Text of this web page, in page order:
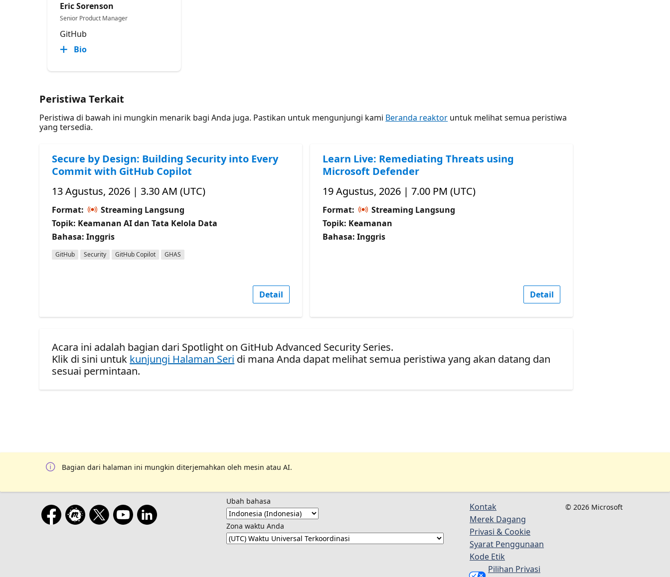
Eric Sorenson
Senior Product Manager
GitHub
Bio
Peristiwa Terkait
Peristiwa di bawah ini mungkin menarik bagi Anda juga. Pastikan untuk mengunjungi kami Beranda reaktor untuk melihat semua peristiwa
yang tersedia.
Secure by Design: Building Security into Every
Commit with GitHub Copilot
13 Agustus, 2026 | 3.30 AM (UTC)
Format:
Streaming Langsung
Topik: Keamanan AI dan Tata Kelola Data
Bahasa: Inggris
GitHub Security GitHub Copilot GHAS
Detail
Learn Live: Remediating Threats using
Microsoft Defender
19 Agustus, 2026 | 7.00 PM (UTC)
Format:
Streaming Langsung
Topik: Keamanan
Bahasa: Inggris
Detail
Acara ini adalah bagian dari Spotlight on GitHub Advanced Security Series.
Klik di sini untuk kunjungi Halaman Seri di mana Anda dapat melihat semua peristiwa yang akan datang dan
sesuai permintaan.
Bagian dari halaman ini mungkin diterjemahkan oleh mesin atau AI.
Ubah bahasa
Zona waktu Anda
Kontak
Merek Dagang
Privasi & Cookie
Syarat Penggunaan
Kode Etik
Pilihan Privasi
© 2026 Microsoft